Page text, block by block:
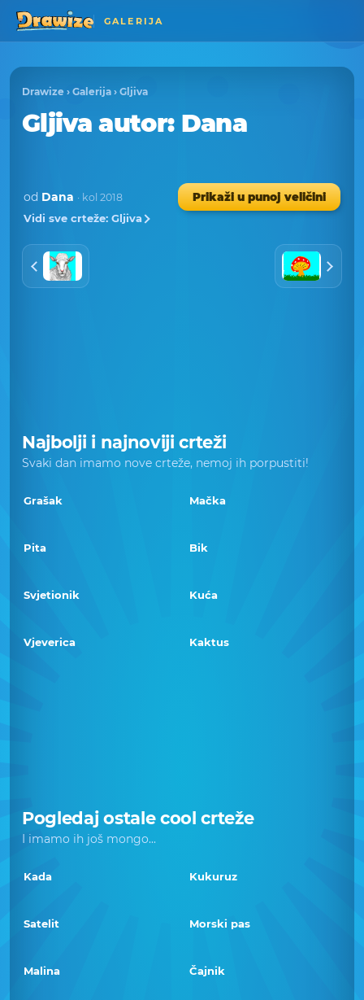
GALERIJA
Drawize › Galerija › Gljiva
Gljivaautor: Dana
od Dana · kol 2018
Prikaži u punoj veličini
Vidi sve crteže: Gljiva
Najbolji i najnoviji crteži
Svaki dan imamo nove crteže, nemoj ih porpustiti!
Grašak Mačka
Pita Bik
Svjetionik Kuća
Vjeverica Kaktus
Pogledaj ostale cool crteže
I imamo ih još mongo...
Kada Kukuruz
Satelit Morski pas
Malina Čajnik